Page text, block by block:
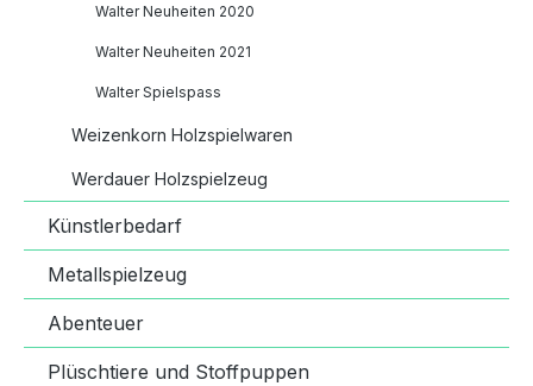
Walter Neuheiten 2020
Walter Neuheiten 2021
Walter Spielspass
Weizenkorn Holzspielwaren
Werdauer Holzspielzeug
Künstlerbedarf
Metallspielzeug
Abenteuer
Plüschtiere und Stoffpuppen